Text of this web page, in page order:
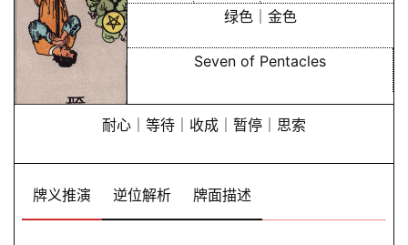
绿色｜金色
Seven of Pentacles
耐心｜等待｜收成｜暂停｜思索
牌义推演 逆位解析 牌面描述